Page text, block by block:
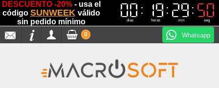
DESCUENTO -20% - usa el
código SUNWEEK válido
sin pedido mínimo
00
00
dias
19
19
horas
29
29
min
50
50
seg
Whatsapp
0